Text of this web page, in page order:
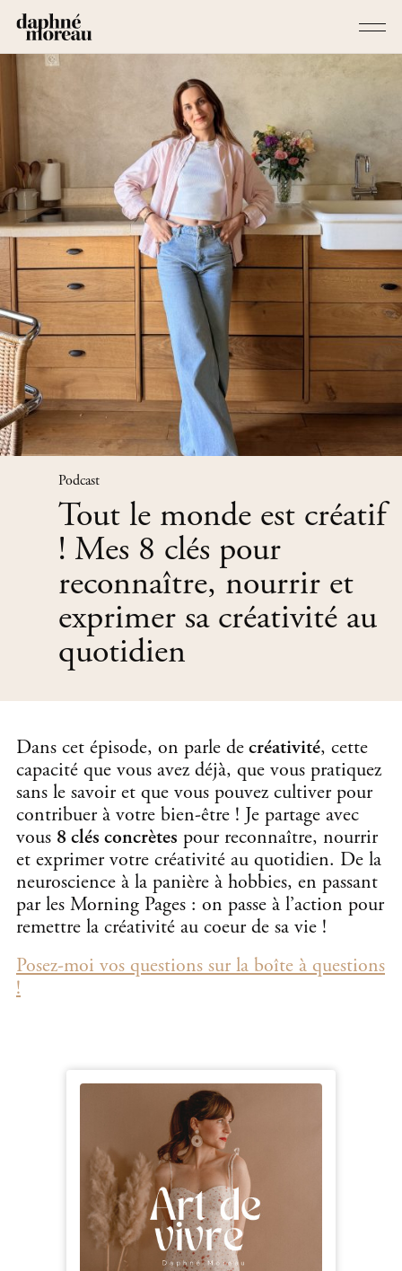
Podcast
Tout le monde est créatif
! Mes 8 clés pour
reconnaître, nourrir et
exprimer sa créativité au
quotidien
Dans cet épisode, on parle decréativité, cette
capacité que vous avez déjà, que vous pratiquez
sans le savoir et que vous pouvez cultiver pour
contribuer à votre bien-être ! Je partage avec
vous 8 clés concrètes pour reconnaître, nourrir
et exprimer votre créativité au quotidien. De la
neuroscience à la panière à hobbies, en passant
par les Morning Pages : on passe à l’action pour
remettre la créativité au coeur de sa vie !
Posez-moi vos questions sur la boîte à questions
!